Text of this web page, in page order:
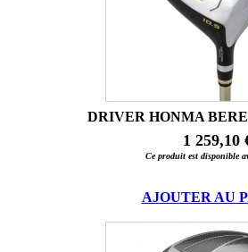
DRIVER HONMA
1 259,10
Ce produit est disponible
AJOUTER AU